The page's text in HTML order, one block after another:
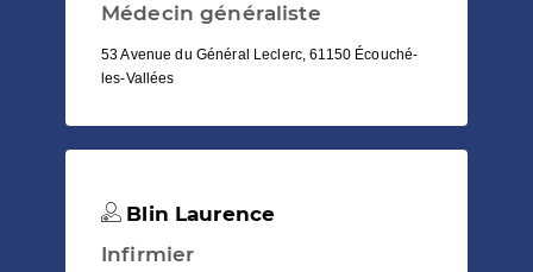
Médecin généraliste
53 Avenue du Général Leclerc, 61150 Écouché-
les-Vallées
Blin Laurence
Infirmier